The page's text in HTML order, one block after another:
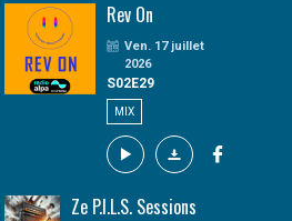
Rev On
Ven. 17 juillet
2026
S02E29
MIX
Ze P.I.L.S. Sessions